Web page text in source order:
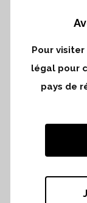
04
Pour
légal pour
pays de